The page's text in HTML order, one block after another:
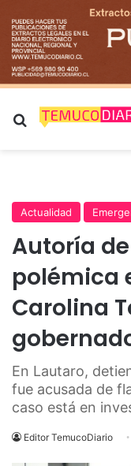
Buscar por
Actualidad
Autoría
polémica
Carolina
En Lautaro,
fue acusada de
caso está en
Editor TemucoDiario